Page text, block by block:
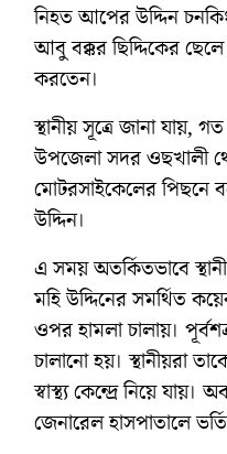
নিহত আপের উদ্দিন
আবু বক্কর ছিদ্দিকের
করতেন।
স্থানীয় সূত্রে জানা যায়,
উপজেলা সদর ওছখালী
মোটরসাইকেলের পিছনে
উদ্দিন।
এ সময় অতর্কিতভাবে
মহি উদ্দিনের সমর্থিত
ওপর হামলা চালায়।
চালানো হয়। স্থানীয়রা
স্বাস্থ্য কেন্দ্রে নিয়ে
জেনারেল হাসপাতালে